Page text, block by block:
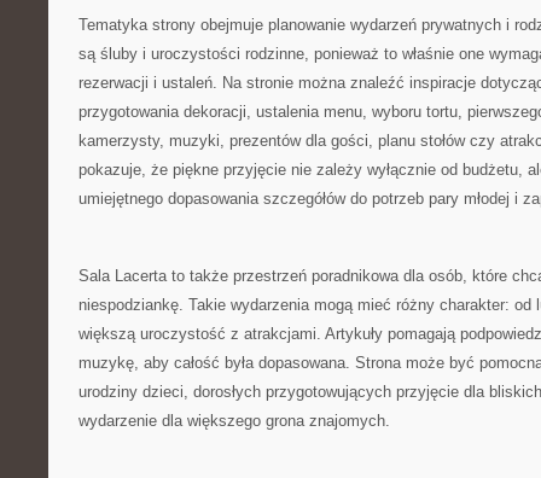
Tematyka strony obejmuje planowanie wydarzeń prywatnych i
są śluby i uroczystości rodzinne, ponieważ to właśnie one
rezerwacji i ustaleń. Na stronie można znaleźć inspiracje
przygotowania dekoracji, ustalenia menu, wyboru tortu,
kamerzysty, muzyki, prezentów dla gości, planu stołów czy
pokazuje, że piękne przyjęcie nie zależy wyłącznie od budżetu,
umiejętnego dopasowania szczegółów do potrzeb pary młodej i
Sala Lacerta to także przestrzeń poradnikowa dla osób, które
niespodziankę. Takie wydarzenia mogą mieć różny charakter: od
większą uroczystość z atrakcjami. Artykuły pomagają
muzykę, aby całość była dopasowana. Strona może być
urodziny dzieci, dorosłych przygotowujących przyjęcie dla
wydarzenie dla większego grona znajomych.